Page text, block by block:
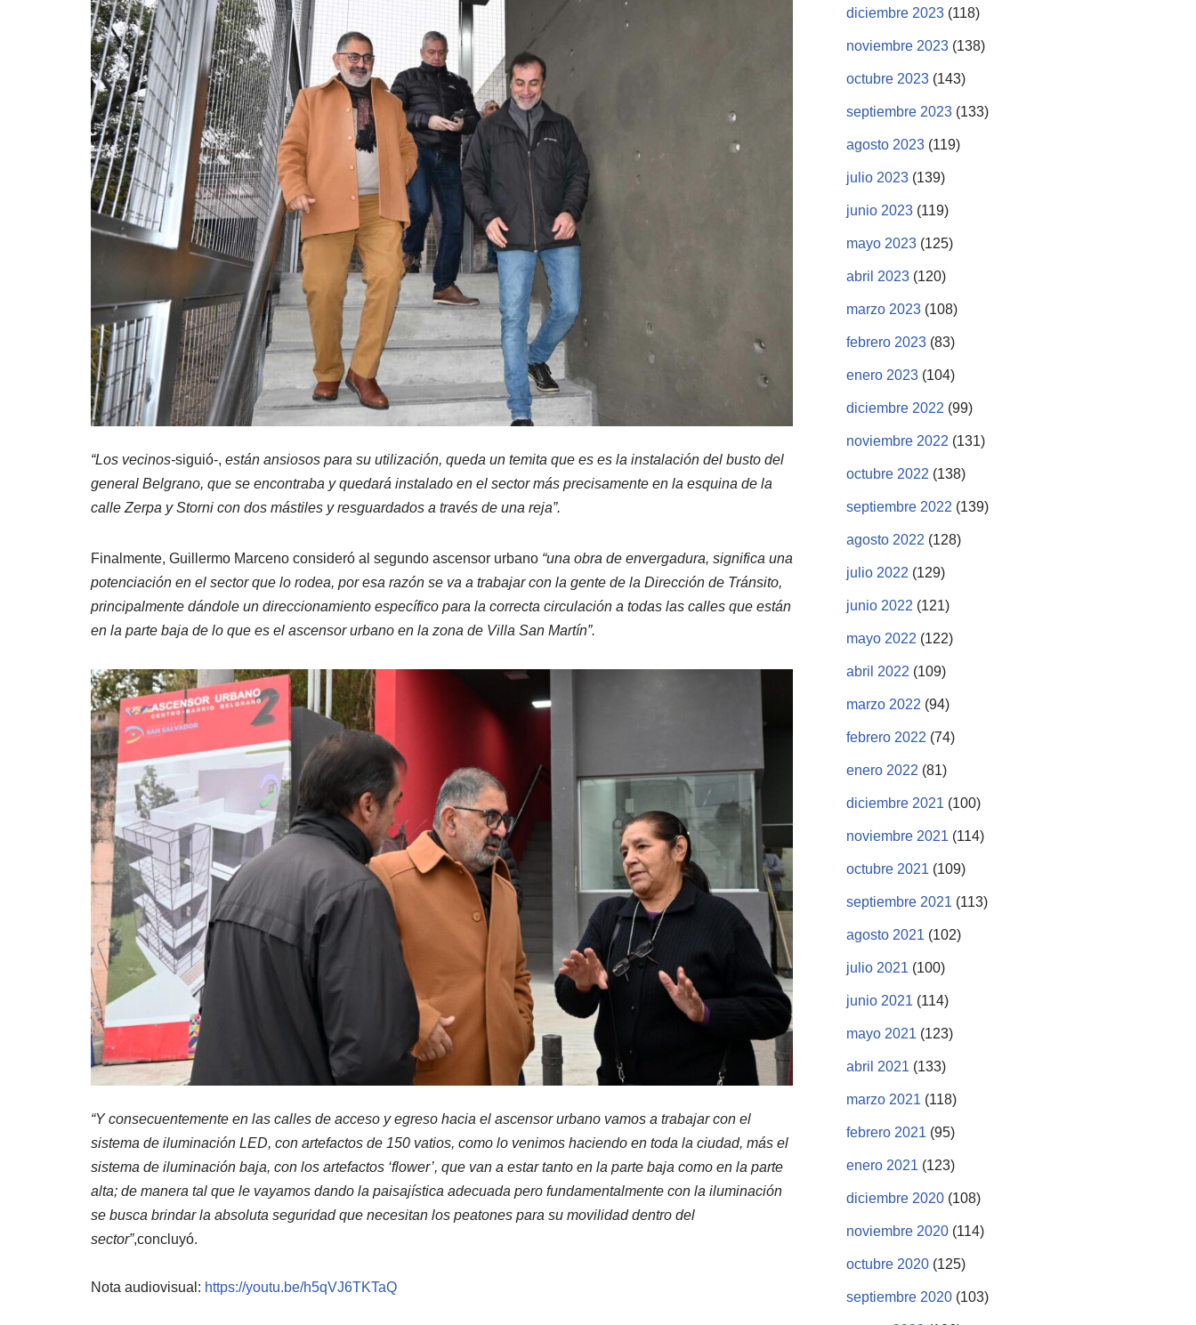
“Los vecinos-siguió-, están ansiosos para su utilización, queda un temita que es es la instalación del busto del
general Belgrano, que se encontraba y quedará instalado en el sector más precisamente en la esquina de la
calle Zerpa y Storni con dos mástiles y resguardados a través de una reja”.
Finalmente, Guillermo Marceno consideró al segundo ascensor urbano “una obra de envergadura, significa una
potenciación en el sector que lo rodea, por esa razón se va a trabajar con la gente de la Dirección de Tránsito,
principalmente dándole un direccionamiento específico para la correcta circulación a todas las calles que están
en la parte baja de lo que es el ascensor urbano en la zona de Villa San Martín”.
“Y consecuentemente en las calles de acceso y egreso hacia el ascensor urbano vamos a trabajar con el
sistema de iluminación LED, con artefactos de 150 vatios, como lo venimos haciendo en toda la ciudad, más el
sistema de iluminación baja, con los artefactos ‘flower’, que van a estar tanto en la parte baja como en la parte
alta; de manera tal que le vayamos dando la paisajística adecuada pero fundamentalmente con la iluminación
se busca brindar la absoluta seguridad que necesitan los peatones para su movilidad dentro del
sector”,concluyó.
Nota audiovisual: https://youtu.be/h5qVJ6TKTaQ
diciembre 2023 (118)
noviembre 2023 (138)
octubre 2023 (143)
septiembre 2023 (133)
agosto 2023 (119)
julio 2023 (139)
junio 2023 (119)
mayo 2023 (125)
abril 2023 (120)
marzo 2023 (108)
febrero 2023 (83)
enero 2023 (104)
diciembre 2022 (99)
noviembre 2022 (131)
octubre 2022 (138)
septiembre 2022 (139)
agosto 2022 (128)
julio 2022 (129)
junio 2022 (121)
mayo 2022 (122)
abril 2022 (109)
marzo 2022 (94)
febrero 2022 (74)
enero 2022 (81)
diciembre 2021 (100)
noviembre 2021 (114)
octubre 2021 (109)
septiembre 2021 (113)
agosto 2021 (102)
julio 2021 (100)
junio 2021 (114)
mayo 2021 (123)
abril 2021 (133)
marzo 2021 (118)
febrero 2021 (95)
enero 2021 (123)
diciembre 2020 (108)
noviembre 2020 (114)
octubre 2020 (125)
septiembre 2020 (103)